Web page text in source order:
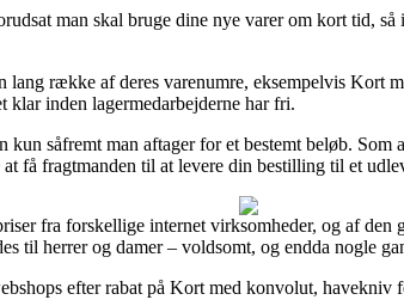
man skal bruge dine nye varer om kort tid,
række af deres varenumre, eksempelvis Kort
klar inden lagermedarbejderne har fri.
såfremt man aftager for et bestemt beløb.
få fragtmanden til at levere din bestilling til et
fra forskellige internet virksomheder, og af
til herrer og damer – voldsomt, og endda nogle
efter rabat på Kort med konvolut, havekniv